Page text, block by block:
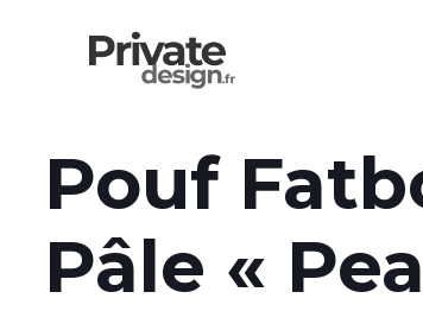
Pouf
Pâle «